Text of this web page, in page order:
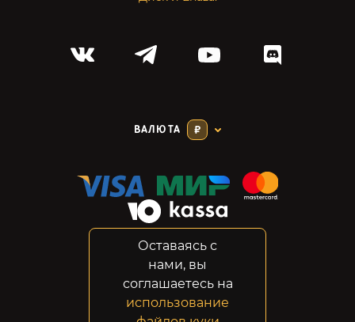
ВАЛЮТА ₽
Конфиденциальность
Возвраты
Правовая информация
Оставаясь с
нами, вы
соглашаетесь на
использование